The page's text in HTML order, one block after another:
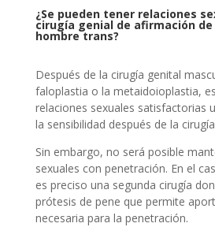
¿Se pueden tener relaciones
cirugía genial de afirmación
hombre trans?
Después de la cirugía genital
faloplastia o la metaidoioplastia,
relaciones sexuales satisfactorias
la sensibilidad después de la
Sin embargo, no será posible
sexuales con penetración. En el
es preciso una segunda cirugía
prótesis de pene que permite
necesaria para la penetración.